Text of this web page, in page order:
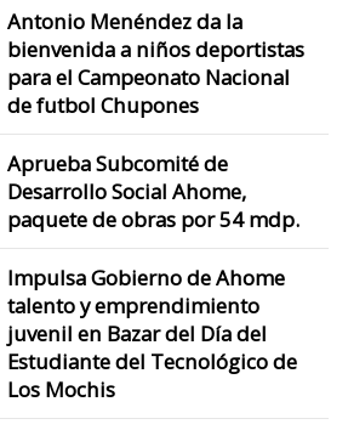
Antonio Menéndez da la
bienvenida a niños deportistas
para el Campeonato Nacional
de futbol Chupones
Aprueba Subcomité de
Desarrollo Social Ahome,
paquete de obras por 54 mdp.
Impulsa Gobierno de Ahome
talento y emprendimiento
juvenil en Bazar del Día del
Estudiante del Tecnológico de
Los Mochis